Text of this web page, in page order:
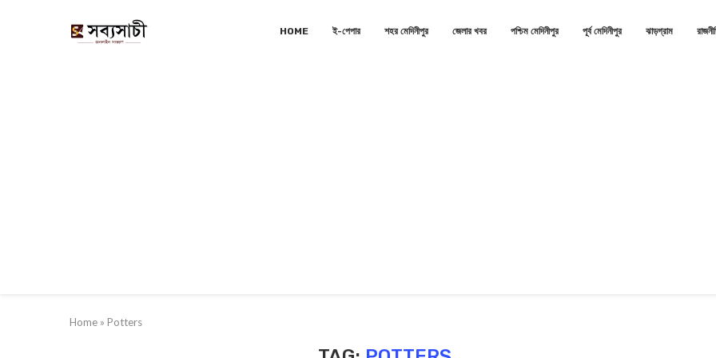
HOME ই-পেপার শহর মেদিনীপুর জেলার খবর পশ্চিম মেদিনীপুর পূর্ব মেদিনীপুর ঝাড়গ্রাম
Home » Potters